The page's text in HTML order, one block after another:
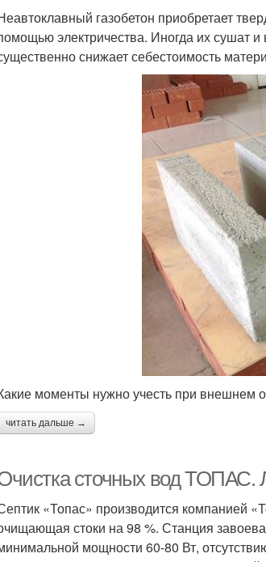
газобетон приобретает
электричества. Иногда их сушат
снижает себестоимость
моменты нужно учесть при внешнем
читать дальше →
сточных вод ТОПАС.
«Топас» производится компанией
стоки на 98 %. Станция
мощности 60-80 Вт,